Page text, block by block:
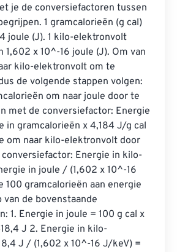
je de conversiefactoren tussen
1 gramcalorieën (g cal)
joule (J). 1 kilo-elektronvolt
1,602 x 10^-16 joule (J). Om van
kilo-elektronvolt om te
de volgende stappen volgen:
om naar joule door te
met de conversiefactor: Energie
in gramcalorieën x 4,184 J/g cal
om naar kilo-elektronvolt door
Energie in kilo-
in joule / (1,602 x 10^-16
100 gramcalorieën aan energie
de bovenstaande
1. Energie in joule = 100 g cal x
J 2. Energie in kilo-
J / (1,602 x 10^-16 J/keV) =